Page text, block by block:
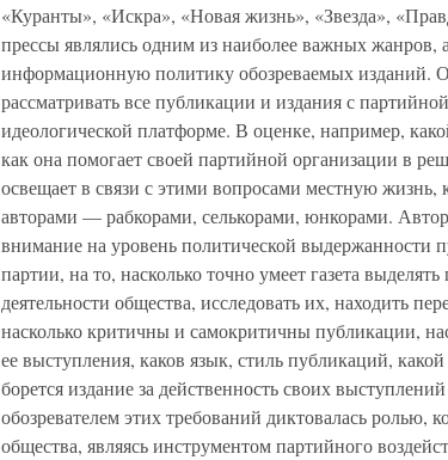
«Куранты», «Искра», «Новая жизнь», «Звезда»,
прессы являлись одним из наиболее важных жанров,
информационную политику обозреваемых изданий.
рассматривать все публикации и издания с
идеологической платформе. В оценке, например,
как она помогает своей партийной организации в
освещает в связи с этими вопросами местную
авторами — рабкорами, селькорами, юнкорами.
внимание на уровень политической выдержанности
партии, на то, насколько точно умеет газета
деятельности общества, исследовать их, находить
насколько критичны и самокритичны публикации,
ее выступления, каков язык, стиль публикаций,
борется издание за действенность своих
обозревателем этих требований диктовалась ролью,
общества, являясь инструментом партийного